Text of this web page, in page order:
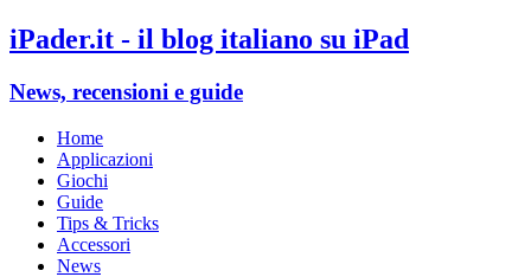
iPader.it - il blog italiano su iPad
News, recensioni e guide
Home
Applicazioni
Giochi
Guide
Tips & Tricks
Accessori
News